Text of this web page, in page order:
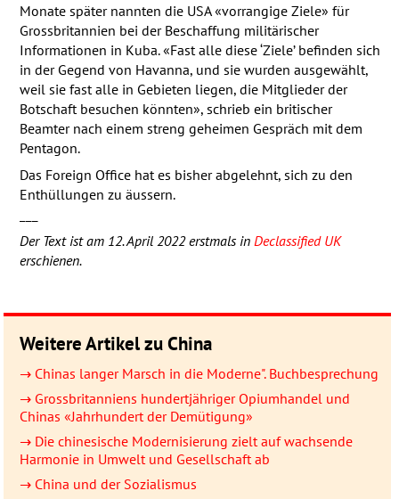
Monate später nannten die USA«vorrangige Ziele» für
Grossbritannien bei der Beschaffung militärischer
Informationen in Kuba. «Fast alle diese ‘Ziele’ befinden sich
in der Gegend von Havanna, und sie wurden ausgewählt,
weil sie fast alle in Gebieten liegen, die Mitglieder der
Botschaft besuchen könnten», schrieb ein britischer
Beamter nach einem streng geheimen Gespräch mit dem
Pentagon.
Das Foreign Office hat es bisher abgelehnt, sich zu den
Enthüllungen zu äussern.
Der Text ist am 12. April 2022 erstmals in Declassified UK
erschienen.
Weitere Artikel zu China
→ Chinas langer Marsch in die Moderne". Buchbesprechung
→ Gross­britan­niens hundert­jähriger Opium­handel und
Chinas «Jahr­hundert der Demü­ti­gung»
→ Die chinesische Moder­ni­sierung zielt auf wachsende
Harmonie in Umwelt und Gesell­schaft ab
→ China und der Sozialismus